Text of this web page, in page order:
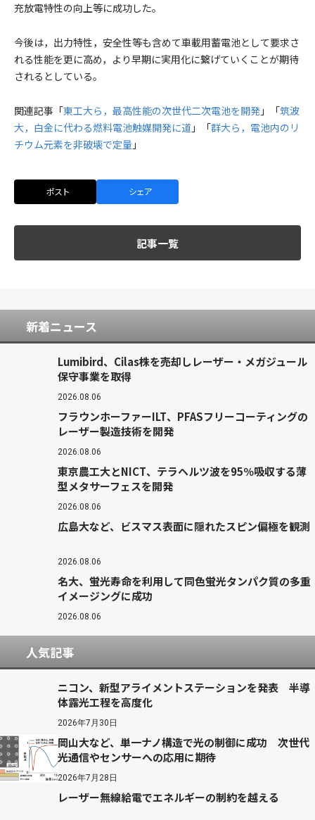
充放電特性の向上等に成功した。
今後は，出力特性，安全性等も含めて車載用蓄電池として要求さ
れる性能を更に高め，より早期に実用化に繋げていくことが期待
されるとしている。
関連記事「東工大ら，最高性能の次世代二次電池を開発 」「筑波
大，白金に代わる燃料電池触媒開発に道 」「群大ら，電池内のリ
チウム元素を非破壊で定量 」
ポスト シェア
記事一覧
新着ニュース
Lumibird、Cilas株を売却しレーザー・メガジュール
保守事業を取得
2026.08.06
フラウンホーファーILT、PFASフリーコーティングの
レーザー製造技術を開発
2026.08.06
東京農工大とNICT、テラヘルツ波を95％吸収する薄
型メタサーフェスを開発
2026.08.06
広島大など、ビスマス表面に隠れたスピン偏極を観測
2026.08.06
名大、蛍光寿命を利用して同色蛍光タンパク質の多重
イメージングに成功
2026.08.06
人気記事
ニコン、新型アライメントステーションを発表 半導
体露光工程を高度化
2026年7月30日
岡山大など、単一ナノ構造で光の制御に成功 次世代
光通信やセンサーへの応用に期待
2026年7月28日
レーザー無線給電でエネルギーの制約を越える